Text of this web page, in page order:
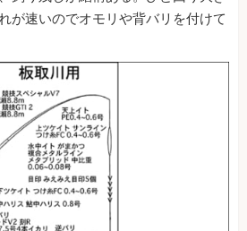
が速いのでオモリや背バリを付けて